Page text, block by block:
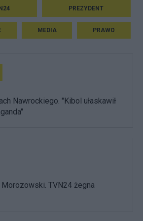
PREZYDENT
MEDIA PRAWO
Nawrockiego. "Kibol ułaskawił
TVN24 żegna